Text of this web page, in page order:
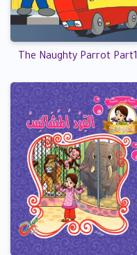
The Naughty Parrot Part1